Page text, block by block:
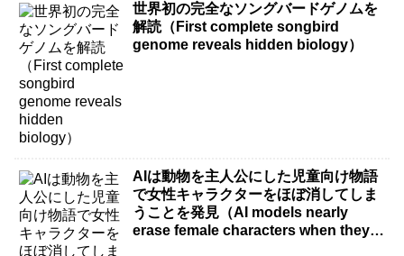
世界初の完全なソングバードゲノムを
解読（First complete songbird
genome reveals hidden biology）
AIは動物を主人公にした児童向け物語
で女性キャラクターをほぼ消してしま
うことを発見（AI models nearly
erase female characters when they